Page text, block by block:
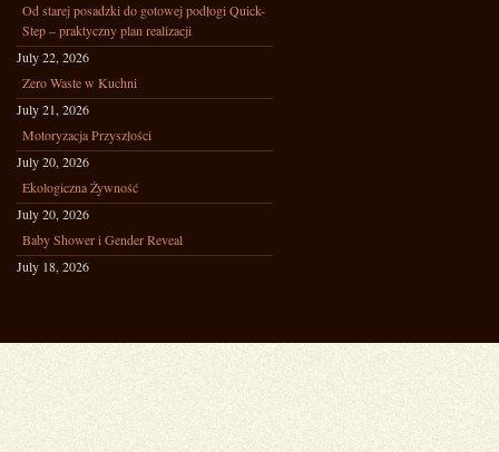
Od starej posadzki do gotowej podłogi Quick-
Step – praktyczny plan realizacji
July 22, 2026
Zero Waste w Kuchni
July 21, 2026
Motoryzacja Przyszłości
July 20, 2026
Ekologiczna Żywność
July 20, 2026
Baby Shower i Gender Reveal
July 18, 2026